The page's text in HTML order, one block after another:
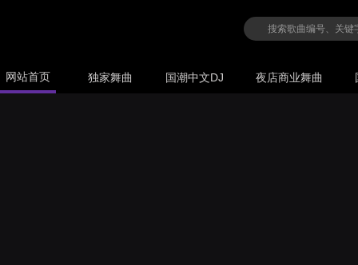
网站首页 独家舞曲 国潮中文DJ 夜店商业舞曲